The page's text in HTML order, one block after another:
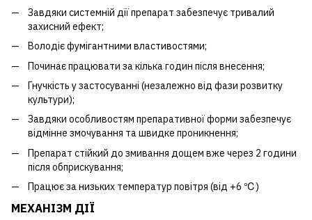
Завдяки системній дії препарат забезпечує тривалий
захисний ефект;
Володіє фумігантними властивостями;
Починає працювати за кілька годин після внесення;
Гнучкість у застосуванні (незалежно від фази розвитку
культури);
Завдяки особливостям препаративної форми забезпечує
відмінне змочування та швидке проникнення;
Препарат стійкий до змивання дощем вже через 2 години
після обприскування;
Працює за низьких температур повітря (від +6 ℃)
МЕХАНІЗМ ДІЇ